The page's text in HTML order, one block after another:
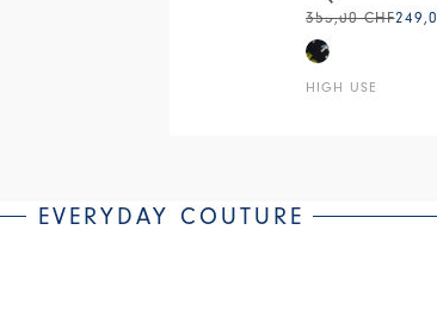
HIGH USE
355,00 CHF
EVERYDAY COUTURE